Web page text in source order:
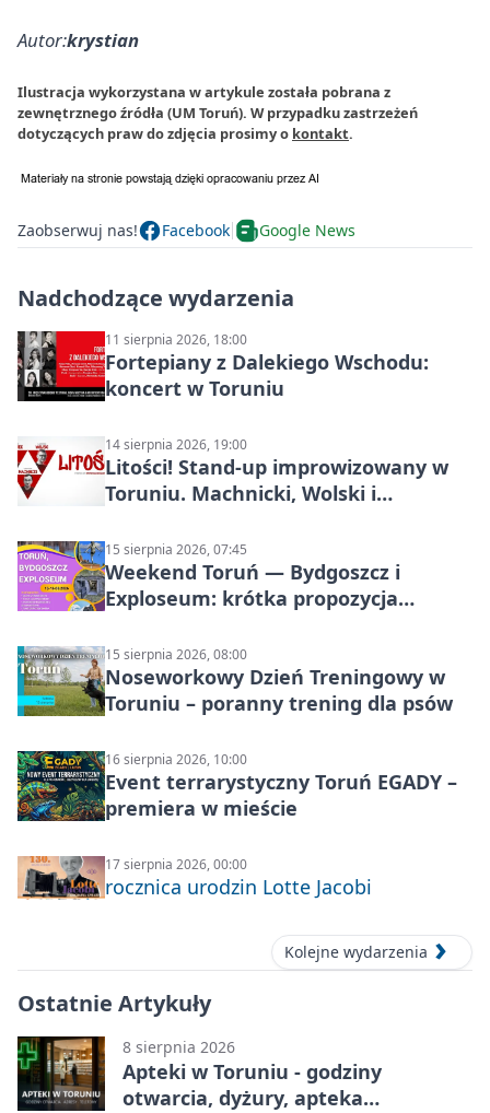
Autor:krystian
Ilustracja wykorzystana w artykule została pobrana z
zewnętrznego źródła (UM Toruń). W przypadku zastrzeżeń
dotyczących praw do zdjęcia prosimy o kontakt.
Zaobserwuj nas! Facebook Google News
Nadchodzące wydarzenia
11 sierpnia 2026, 18:00
Fortepiany z Dalekiego Wschodu:
koncert w Toruniu
14 sierpnia 2026, 19:00
Litości! Stand-up improwizowany w
Toruniu. Machnicki, Wolski i
15 sierpnia 2026, 07:45
Weekend Toruń — Bydgoszcz i
Exploseum: krótka propozycja
15 sierpnia 2026, 08:00
Noseworkowy Dzień Treningowy w
Toruniu – poranny trening dla psów
16 sierpnia 2026, 10:00
Event terrarystyczny Toruń EGADY –
premiera w mieście
17 sierpnia 2026, 00:00
rocznica urodzin Lotte Jacobi
Kolejne wydarzenia
Ostatnie Artykuły
8 sierpnia 2026
Apteki w Toruniu - godziny
otwarcia, dyżury, apteka